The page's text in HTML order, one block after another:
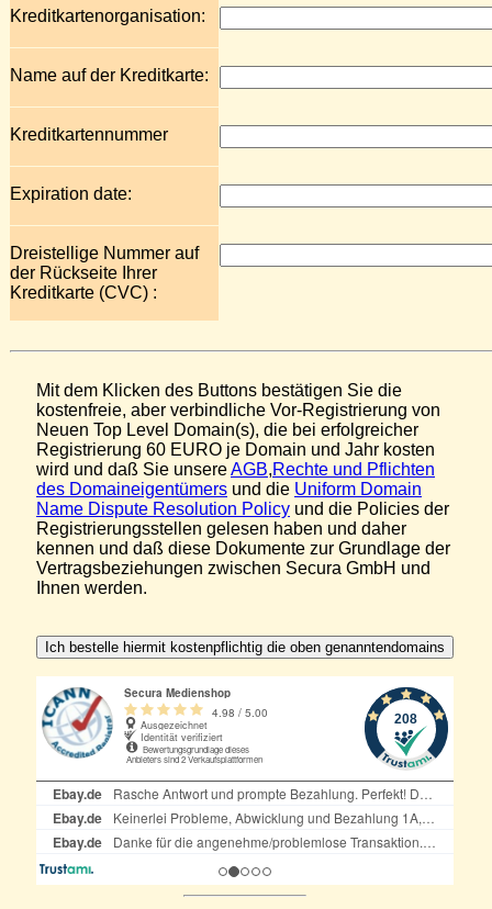
Kreditkartenorganisation:
Name auf der Kreditkarte:
Kreditkartennummer
Expiration date:
Dreistellige Nummer auf
der Rückseite Ihrer
Kreditkarte (CVC) :
Mit dem Klicken des Buttons bestätigen Sie die
kostenfreie, aber verbindliche Vor-Registrierung von
Neuen Top Level Domain(s), die bei erfolgreicher
Registrierung 60 EURO je Domain und Jahr kosten
wird und daß Sie unsereAGB,Rechte und Pflichten
des Domaineigentümers und die Uniform Domain
Name Dispute Resolution Policy und die Policies der
Registrierungsstellen gelesen haben und daher
kennen und daß diese Dokumente zur Grundlage der
Vertragsbeziehungen zwischen Secura GmbH und
Ihnen werden.